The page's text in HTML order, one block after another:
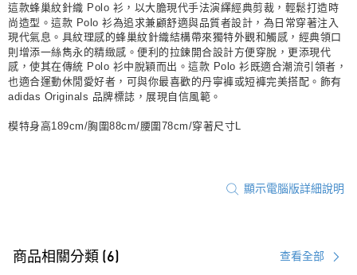
付款後門市自取
每筆NT$80，滿NT$1,500(含以上)免運費
這款蜂巢紋針織 Polo 衫，以大膽現代手法演繹經典剪裁，輕鬆打造時
尚造型。這款 Polo 衫為追求兼顧舒適與品質者設計，為日常穿著注入
現代氣息。具紋理感的蜂巢紋針織結構帶來獨特外觀和觸感，經典領口
則增添一絲雋永的精緻感。便利的拉鍊開合設計方便穿脫，更添現代
感，使其在傳統 Polo 衫中脫穎而出。這款 Polo 衫既適合潮流引領者，
也適合運動休閒愛好者，可與你最喜歡的丹寧褲或短褲完美搭配。飾有
adidas Originals 品牌標誌，展現自信風範。
模特身高189cm/胸圍88cm/腰圍78cm/穿著尺寸L
顯示電腦版詳細說明
商品相關分類 (6) 查看全部